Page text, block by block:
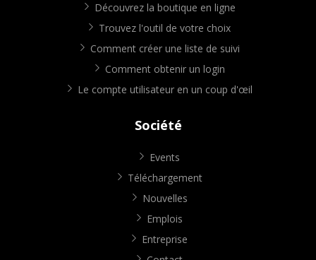
Découvrez la boutique en ligne
Trouvez l'outil de votre choix
Comment créer une liste de suivi
Comment obtenir un login
Le compte utilisateur en un coup d'œil
Société
Events
Téléchargement
Nouvelles
Emplois
Entreprise